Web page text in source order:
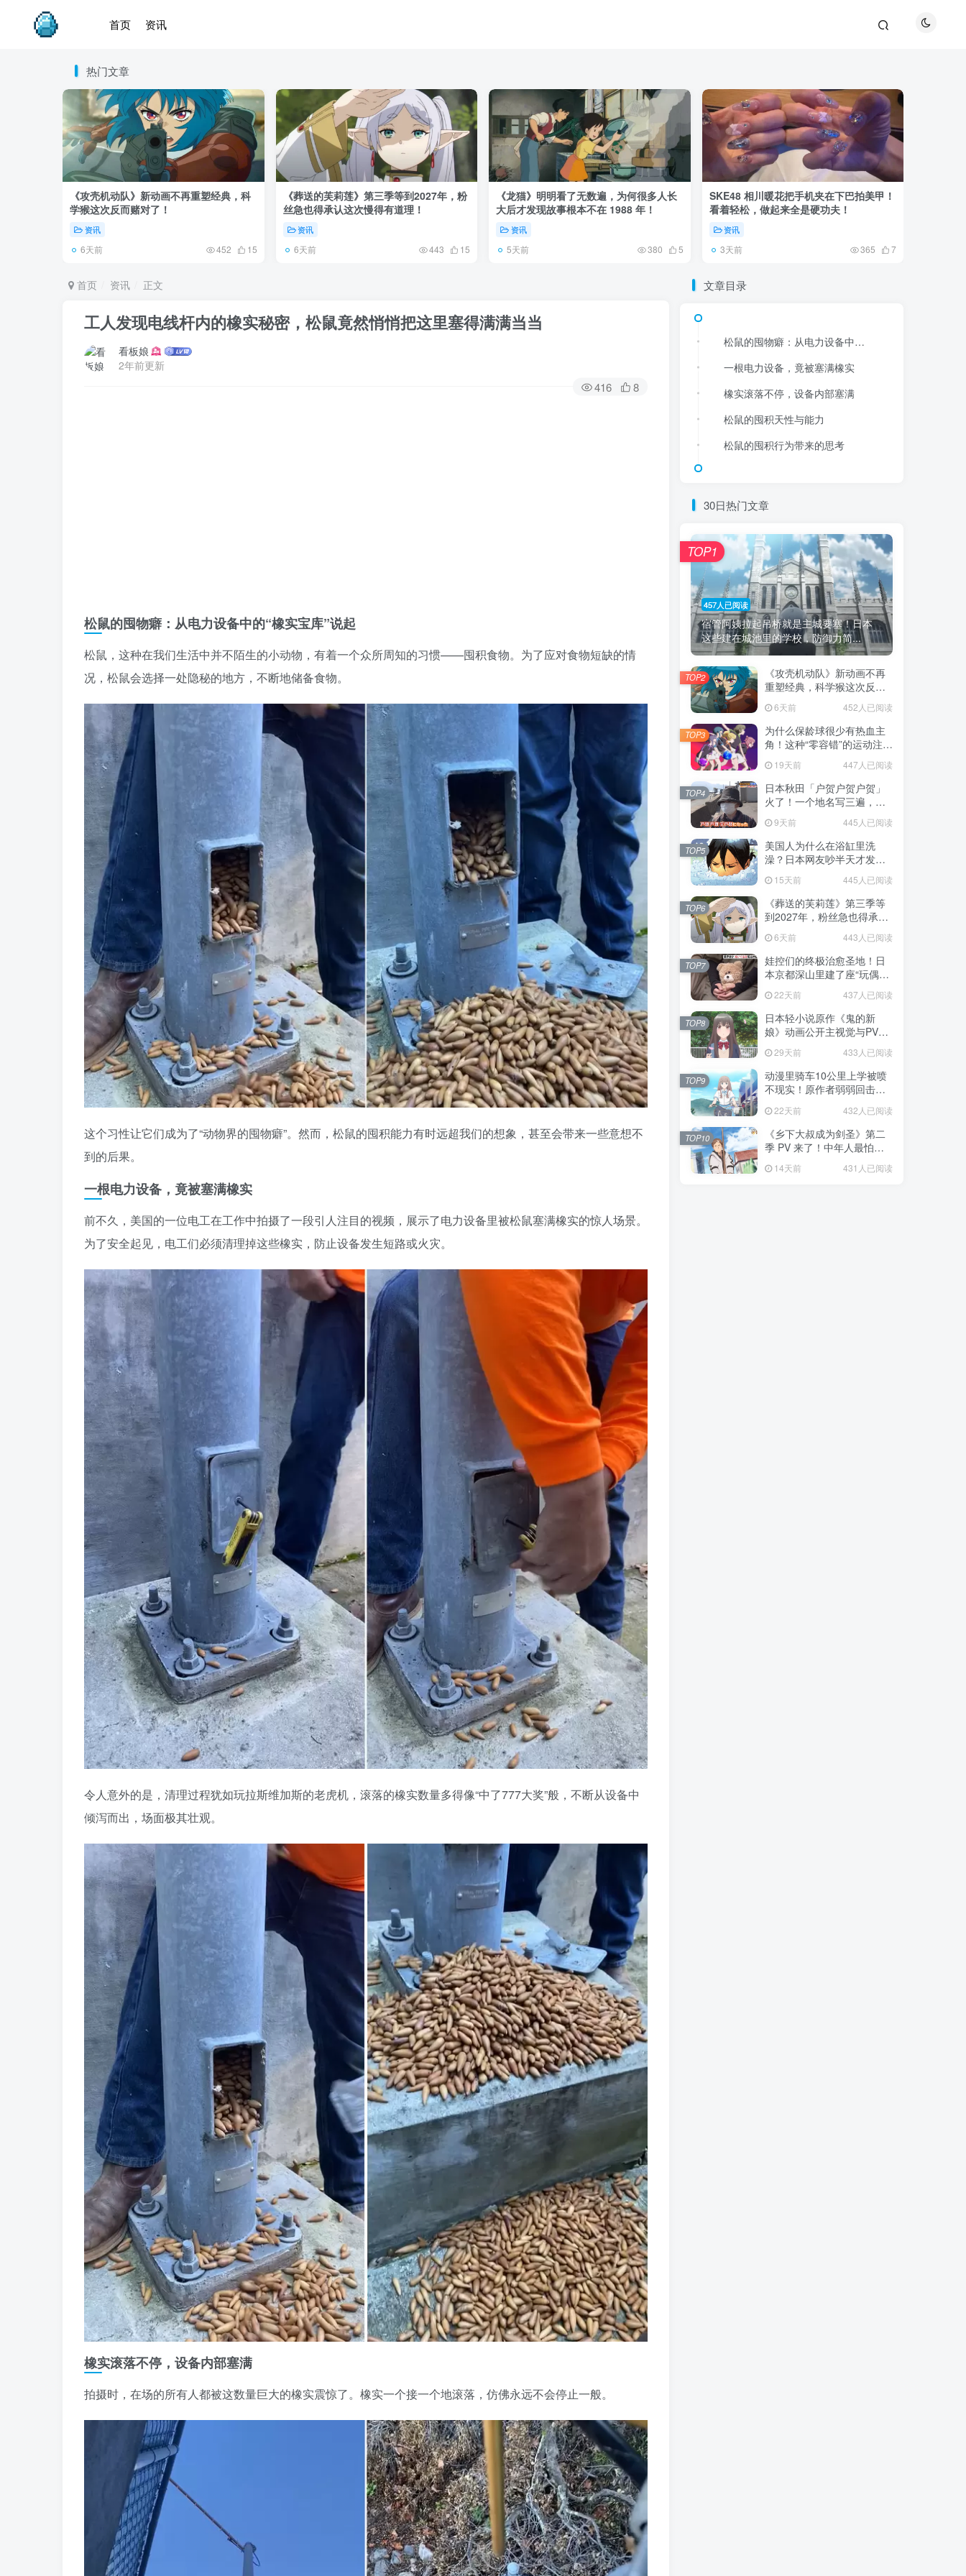
首页 资讯
热门文章
《攻壳机动队》新动画不再重塑经典，科
学猴这次反而赌对了！
资讯
6天前 452 15
《葬送的芙莉莲》第三季等到2027年，粉
丝急也得承认这次慢得有道理！
资讯
6天前 443 15
《龙猫》明明看了无数遍，为何很多人长
大后才发现故事根本不在 1988 年！
资讯
5天前 380 5
SKE48 相川暖花把手机夹在下巴拍美甲！
看着轻松，做起来全是硬功夫！
资讯
3天前 365 7
首页 资讯 正文
工人发现电线杆内的橡实秘密，松鼠竟然悄悄把这里塞得满满当当
看板娘
2年前更新
416 8
松鼠的囤物癖：从电力设备中的“橡实宝库”说起
松鼠，这种在我们生活中并不陌生的小动物，有着一个众所周知的习惯——囤积食物。为了应对食物短缺的情
况，松鼠会选择一处隐秘的地方，不断地储备食物。
这个习性让它们成为了“动物界的囤物癖”。然而，松鼠的囤积能力有时远超我们的想象，甚至会带来一些意想不
到的后果。
一根电力设备，竟被塞满橡实
前不久，美国的一位电工在工作中拍摄了一段引人注目的视频，展示了电力设备里被松鼠塞满橡实的惊人场景。
为了安全起见，电工们必须清理掉这些橡实，防止设备发生短路或火灾。
令人意外的是，清理过程犹如玩拉斯维加斯的老虎机，滚落的橡实数量多得像“中了777大奖”般，不断从设备中
倾泻而出，场面极其壮观。
橡实滚落不停，设备内部塞满
拍摄时，在场的所有人都被这数量巨大的橡实震惊了。橡实一个接一个地滚落，仿佛永远不会停止一般。
文章目录
松鼠的囤物癖：从电力设备中的“橡实宝库”说起
一根电力设备，竟被塞满橡实
橡实滚落不停，设备内部塞满
松鼠的囤积天性与能力
松鼠的囤积行为带来的思考
30日热门文章
457人已阅读
宿管阿姨拉起吊桥就是主城要塞！日本
这些建在城池里的学校，防御力简...
TOP1
《攻壳机动队》新动画不再
重塑经典，科学猴这次反而
6天前 452人已阅读
TOP2
为什么保龄球很少有热血主
角！这种“零容错”的运动注定
们的生活！
19天前 447人已阅读
TOP3
日本秋田「户贺户贺户贺」
火了！一个地名写三遍，竟
9天前 445人已阅读
TOP4
美国人为什么在浴缸里洗
澡？日本网友吵半天才发
现，生活习惯差异背后其实
藏在浴室地板里！
15天前 445人已阅读
TOP5
《葬送的芙莉莲》第三季等
到2027年，粉丝急也得承认
这次慢得有道理！
6天前 443人已阅读
TOP6
娃控们的终极治愈圣地！日
本京都深山里建了座“玩偶神
社”，不仅能拍照还能给娃祈
福！22天前 437人已阅读
TOP7
日本轻小说原作《鬼的新
娘》动画公开主视觉与PV，
7月5日开播！妖怪新娘设定
太会挑人！
29天前 433人已阅读
TOP8
动漫里骑车10公里上学被喷
不现实！原作者弱弱回击：
常通勤！
22天前 432人已阅读
TOP9
《乡下大叔成为剑圣》第二
季 PV 来了！中年人最怕的
相信你！
14天前 431人已阅读
TOP10